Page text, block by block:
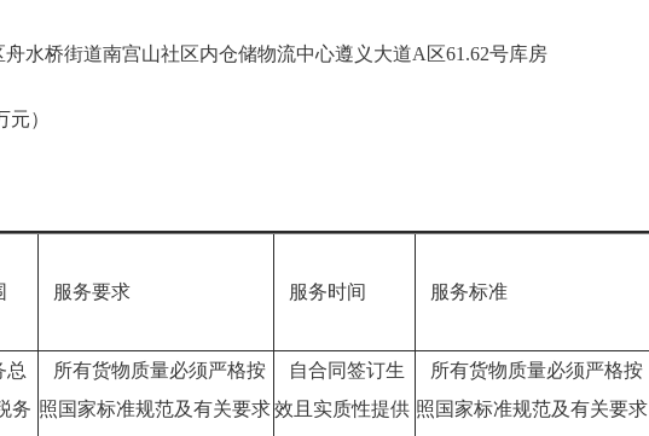
水桥街道南宫山社区内仓储物流中心遵义大道A区61.62号库房
）
服务要求 服务时间 服务标准
总
务
所有货物质量必须严格按
照国家标准规范及有关要求
自合同签订生
效且实质性提供
所有货物质量必须严格按
照国家标准规范及有关要求